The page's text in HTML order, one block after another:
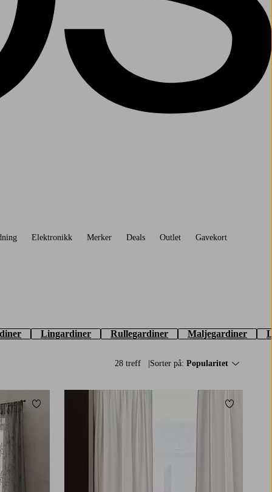
Elektronikk Merker Deals Outlet Gavekort
Lingardiner Rullegardiner Maljegardiner
28 treff Sorter på: Popularitet
Legg til favoritter Legg til